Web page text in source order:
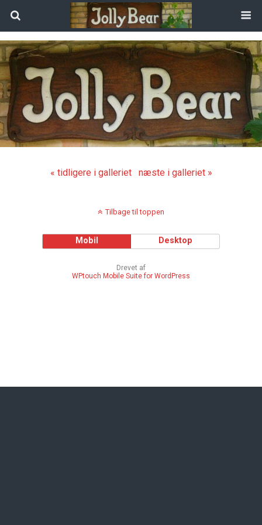
« tidligere i galleriet næste i galleriet »
Tilbage til toppen
Mobil Desktop
Drevet af
WPtouch Mobile Suite for WordPress